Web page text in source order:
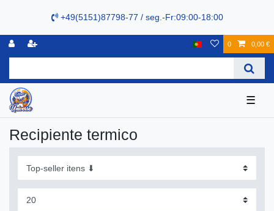
+49(5151)87798-77 / seg.-Fr:09:00-18:00
0 0,00 €
☰
Recipiente termico